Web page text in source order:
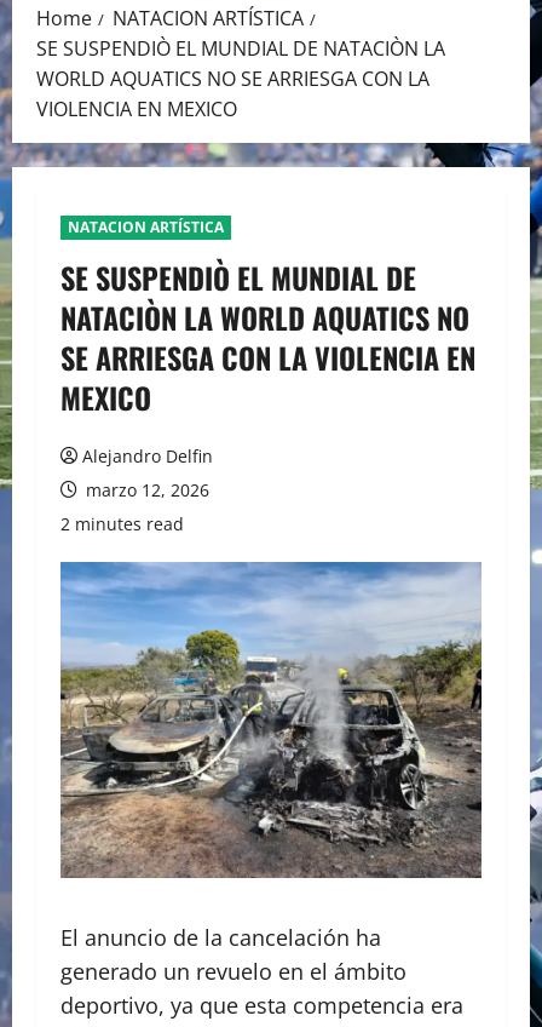
Home
NATACION ARTÍSTICA
SE SUSPENDIÒ EL MUNDIAL DE NATACIÒN LA
WORLD AQUATICS NO SE ARRIESGA CON LA
VIOLENCIA EN MEXICO
NATACION ARTÍSTICA
SE SUSPENDIÒ EL MUNDIAL DE
NATACIÒN LA WORLD AQUATICS NO
SE ARRIESGA CON LA VIOLENCIA EN
MEXICO
Alejandro Delfin
marzo 12, 2026
2 minutes read
El anuncio de la cancelación ha
generado un revuelo en el ámbito
deportivo, ya que esta competencia era